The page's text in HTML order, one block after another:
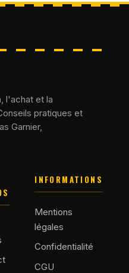
l'achat et la
pratiques et
Garnier,
INFORMATIONS
Mentions
légales
Confidentialité
CGU